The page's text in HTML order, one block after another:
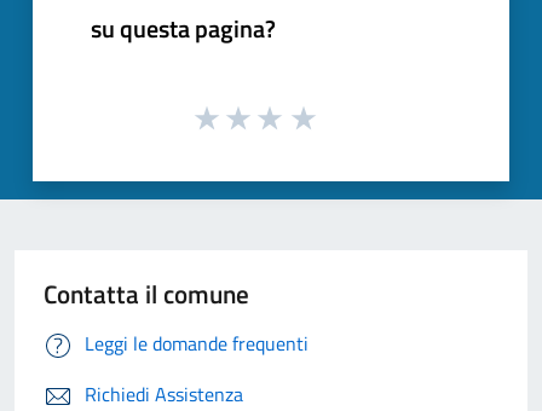
su questa pagina?
Contatta il comune
Leggi le domande frequenti
Richiedi Assistenza